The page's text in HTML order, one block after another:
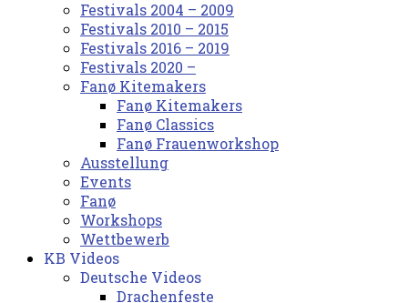
Festivals 2004 – 2009
Festivals 2010 – 2015
Festivals 2016 – 2019
Festivals 2020 –
Fanø Kitemakers
Fanø Kitemakers
Fanø Classics
Fanø Frauenworkshop
Ausstellung
Events
Fanø
Workshops
Wettbewerb
KB Videos
Deutsche Videos
Drachenfeste